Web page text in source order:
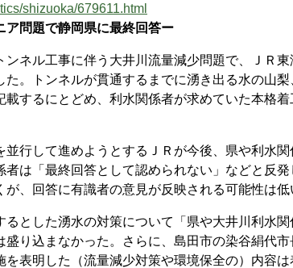
shizuoka/679611.html
問題で静岡県に最終回答ー
ル工事に伴う大井川流量減少問題で、ＪＲ東
。トンネルが貫通するまでに湧き出る水の山
載するにとどめ、利水関係者が求めていた本格
行して進めようとするＪＲが今後、県や利水
は「最終回答として認められない」などと反
、回答に有識者の意見が反映される可能性は低
とした湧水の対策について「県や大井川利水
盛り込まなかった。さらに、島田市の染谷絹代
表明した（流量減少対策や環境保全の）内容